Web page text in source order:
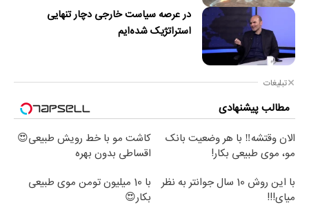
در عرصه سیاست خارجی دچار تنهایی
استراتژیک شده‌ایم
تبلیغات
مطالب پیشنهادی
الان وقتشه‼️ با هر وضعیت بانک
مو، موی طبیعی بکار!
کاشت مو با خط رویش طبیعی😍
اقساطی بدون بهره
با این روش 10 سال جوانتر به نظر
میای!!!
با 10 میلیون تومن موی طبیعی
بکار😍